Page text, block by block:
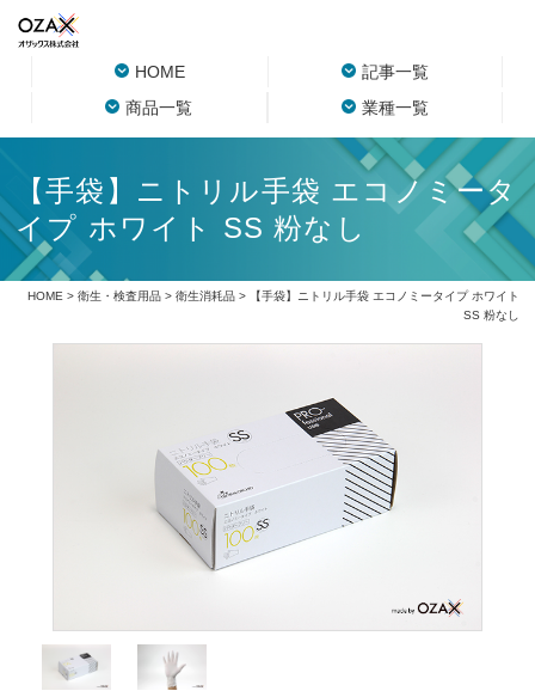
HOME
記事一覧
商品一覧
業種一覧
【手袋】ニトリル手袋 エコノミータ
イプ ホワイト SS 粉なし
HOME > 衛生・検査用品> 衛生消耗品> 【手袋】ニトリル手袋 エコノミータイプ ホワイト
SS 粉なし